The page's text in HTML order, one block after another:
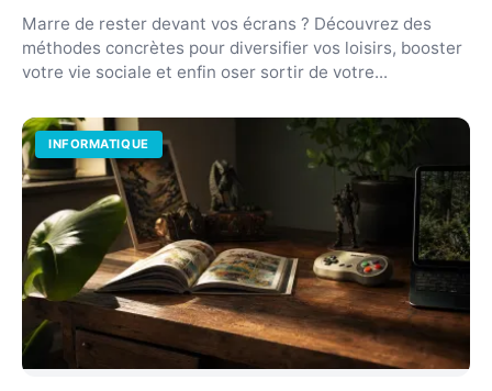
Marre de rester devant vos écrans ? Découvrez des
méthodes concrètes pour diversifier vos loisirs, booster
votre vie sociale et enfin oser sortir de votre...
INFORMATIQUE